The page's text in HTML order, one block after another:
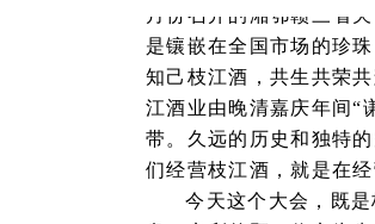
月份召开的湘鄂赣三省
是镶嵌在全国市场的珍
知己枝江酒，共生共荣
江酒业由晚清嘉庆年间“
带。久远的历史和独特
们经营枝江酒，就是在经
今天这个大会，既是